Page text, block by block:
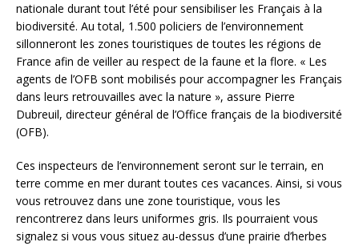
nationale durant tout l’été pour sensibiliser les Français à la
biodiversité. Au total, 1.500 policiers de l’environnement
sillonneront les zones touristiques de toutes les régions de
France afin de veiller au respect de la faune et la flore. « Les
agents de l’OFB sont mobilisés pour accompagner les Français
dans leurs retrouvailles avec la nature », assure Pierre
Dubreuil, directeur général de l’Office français de la biodiversité
(OFB).
Ces inspecteurs de l’environnement seront sur le terrain, en
terre comme en mer durant toutes ces vacances. Ainsi, si vous
vous retrouvez dans une zone touristique, vous les
rencontrerez dans leurs uniformes gris. Ils pourraient vous
signalez si vous vous situez au-dessus d’une prairie d’herbes